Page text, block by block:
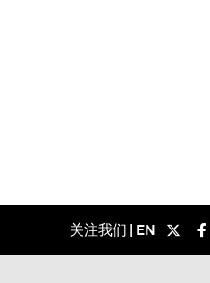
关注我们 | EN